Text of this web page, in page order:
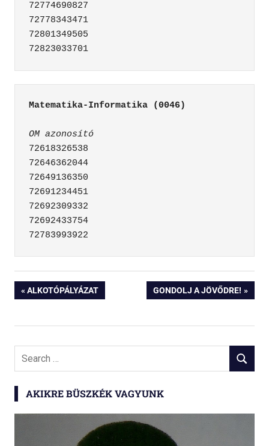
72774690827
72778343471
72801349505
72823033701
Matematika-Informatika (0046)
OM azonosító
72618326538
72646362044
72649136350
72691234451
72692309332
72692433754
Bejegyzés
PREVIOUS
ALKOTÓPÁLYÁZAT
NEXT
GONDOLJ A JÖVŐDRE!
Search
SEARCH
AKIKRE BÜSZKÉK VAGYUNK